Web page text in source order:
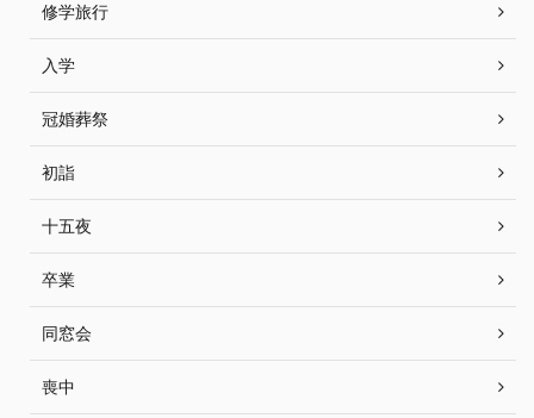
修学旅行
入学
冠婚葬祭
初詣
十五夜
卒業
同窓会
喪中